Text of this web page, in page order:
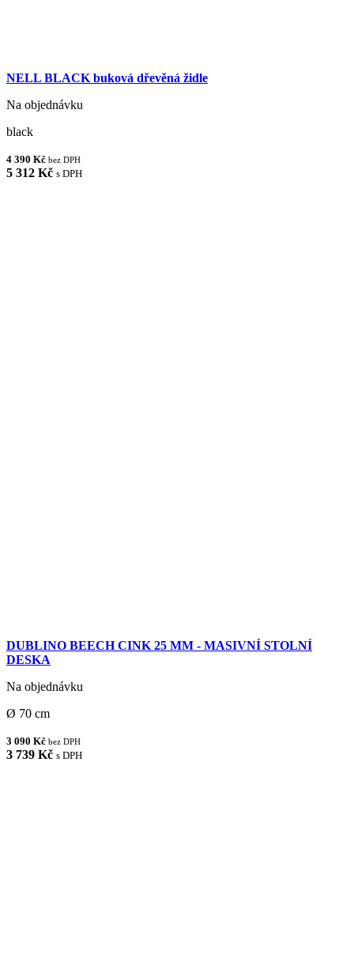
NELL BLACK buková dřevěná židle
Na objednávku
black
4 390 Kč bez DPH
5 312 Kč s DPH
DUBLINO BEECH CINK 25 MM - MASIVNÍ STOLNÍ
DESKA
Na objednávku
Ø 70 cm
3 090 Kč bez DPH
3 739 Kč s DPH